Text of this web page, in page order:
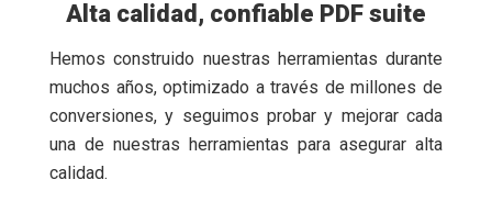
Alta calidad, confiable PDF suite
Hemos construido nuestras herramientas durante
muchos años, optimizado a través de millones de
conversiones, y seguimos probar y mejorar cada
una de nuestras herramientas para asegurar alta
calidad.